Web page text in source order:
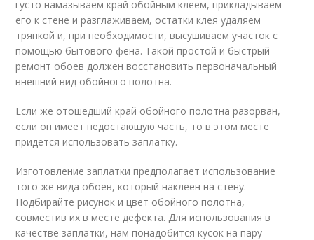
густо намазываем край обойным клеем, прикладываем
его к стене и разглаживаем, остатки клея удаляем
тряпкой и, при необходимости, высушиваем участок с
помощью бытового фена. Такой простой и быстрый
ремонт обоев должен восстановить первоначальный
внешний вид обойного полотна.
Если же отошедший край обойного полотна разорван,
если он имеет недостающую часть, то в этом месте
придется использовать заплатку.
Изготовление заплатки предполагает использование
того же вида обоев, который наклеен на стену.
Подбирайте рисунок и цвет обойного полотна,
совместив их в месте дефекта. Для использования в
качестве заплатки, нам понадобится кусок на пару